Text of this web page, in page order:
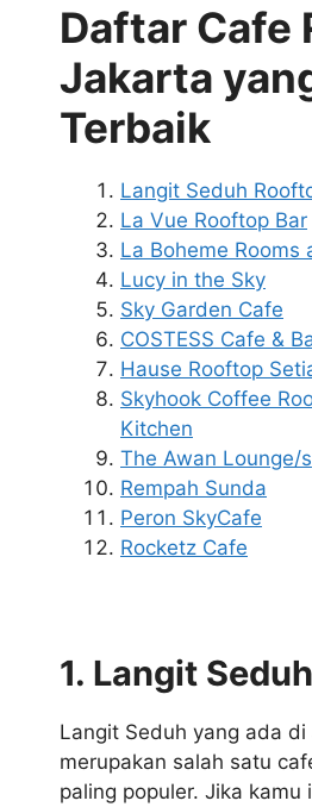
Daftar Cafe
Jakarta
Terbaik
Langit Seduh
La Vue Rooftop Bar
La Boheme Rooms
Lucy in the Sky
Sky Garden Cafe
COSTESS Cafe &
Hause Rooftop
Skyhook Coffee
Kitchen
The Awan Lounge/
Rempah Sunda
Peron SkyCafe
Rocketz Cafe
1. Langit
Langit Seduh yang ada
merupakan salah satu
paling populer. Jika kamu